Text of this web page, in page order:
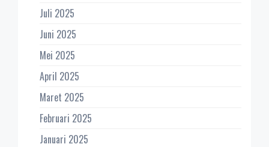
Juli 2025
Juni 2025
Mei 2025
April 2025
Maret 2025
Februari 2025
Januari 2025